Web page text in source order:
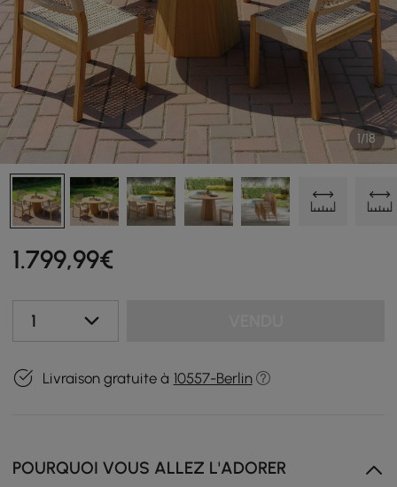
1/18
1.799,99€
1
Livraison gratuite à 10557-Berlin
POURQUOI VOUS ALLEZ L'ADORER